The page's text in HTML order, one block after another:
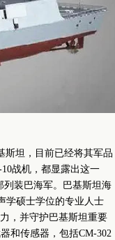
坦，目前已经将其军品
战机，都显露出这一
列装巴海军。巴基斯坦海
学硕士学位的专业人士
，并守护巴基斯坦重要
和传感器，包括CM-302